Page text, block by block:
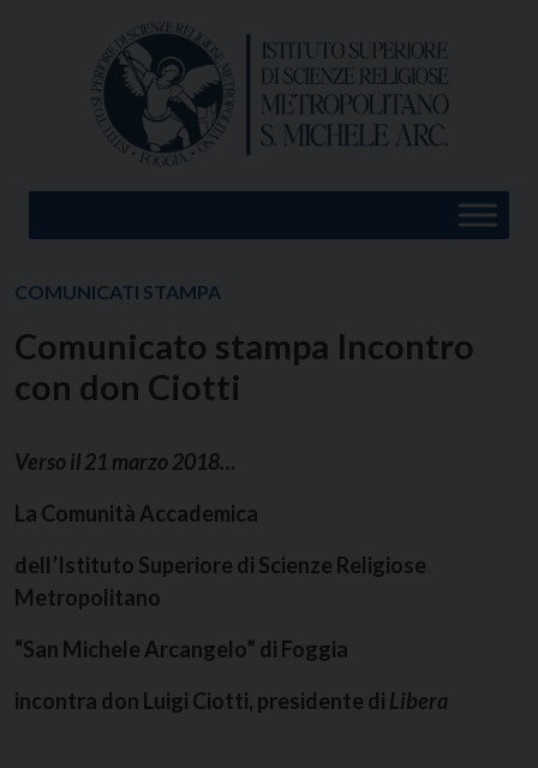
COMUNICATI STAMPA
Comunicato stampa Incontro
con don Ciotti
Verso il 21 marzo 2018…
La Comunità Accademica
dell’Istituto Superiore di Scienze Religiose
Metropolitano
“San Michele Arcangelo” di Foggia
incontra don Luigi Ciotti, presidente di Libera